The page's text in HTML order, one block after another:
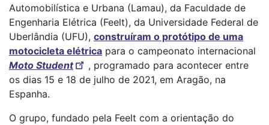
Automobilística e Urbana (Lamau), da Faculdade de
Engenharia Elétrica (Feelt), da Universidade Federal de
Uberlândia (UFU), construíram o protótipo de uma
motocicleta elétrica para o campeonato internacional
Moto Student
, programado para acontecer entre
os dias 15 e 18 de julho de 2021, em Aragão, na
Espanha.
O grupo, fundado pela Feelt com a orientação do